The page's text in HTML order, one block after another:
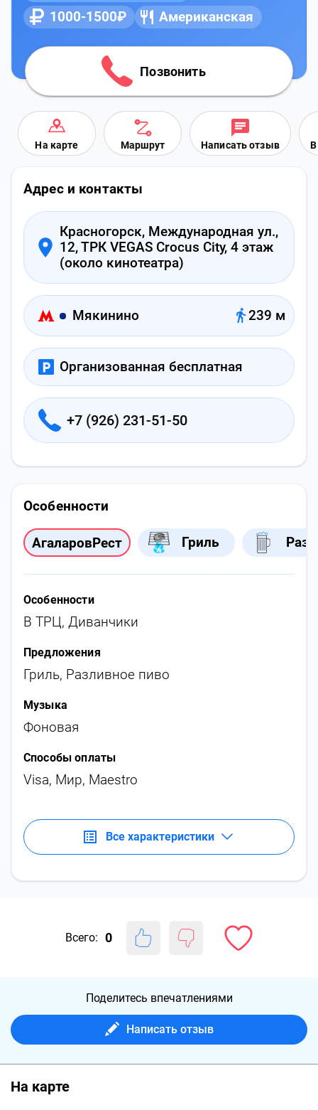
1000-1500₽ Американская
Позвонить
На карте Маршрут Написать отзыв В
Адрес и контакты
Красногорск, Международная ул.,
12, ТРК VEGAS Crocus City, 4 этаж
(около кинотеатра)
Мякинино 239 м
Организованная бесплатная
+7 (926) 231-51-50
Особенности
АгаларовРест Гриль
Особенности
В ТРЦ, Диванчики
Предложения
Гриль, Разливное пиво
Музыка
Фоновая
Способы оплаты
Visa, Мир, Maestro
Все характеристики
Всего: 0
Поделитесь впечатлениями
Написать отзыв
На карте